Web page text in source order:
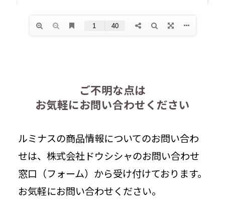
ご不明な点は
お気軽にお問い合わせください
ルミナスの商品情報についてのお問い合わ
せは、株式会社ドウシシャのお問い合わせ
窓口（フォーム）から受け付けております。
お気軽にお問い合わせください。